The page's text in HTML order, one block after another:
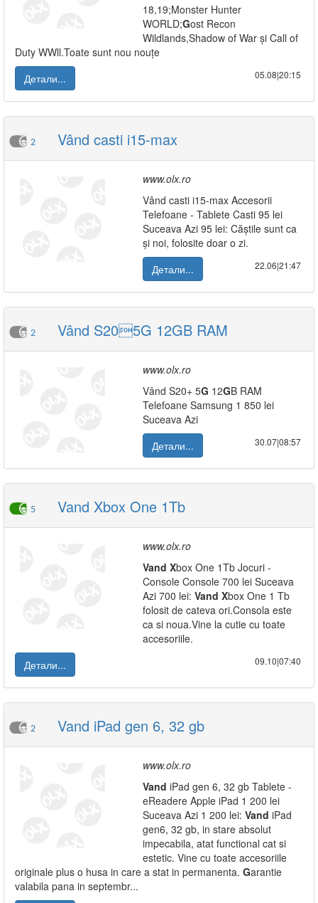
18,19;Monster Hunter
WORLD;Gost Recon
Wildlands,Shadow of War și Call of
Duty WWll.Toate sunt nou nouțe
Детали...
05.08|20:15
2 Vând casti i15-max
www.olx.ro
Vând casti i15-max Accesorii
Telefoane - Tablete Casti 95 lei
Suceava Azi 95 lei: Căștile sunt ca
și noi, folosite doar o zi.
Детали...
22.06|21:47
2 Vând S205G 12GB RAM
www.olx.ro
Vând S20+ 5G 12GB RAM
Telefoane Samsung 1 850 lei
Suceava Azi
Детали...
30.07|08:57
5 Vand Xbox One 1Tb
www.olx.ro
Vand Xbox One 1Tb Jocuri -
Console Console 700 lei Suceava
Azi 700 lei: Vand Xbox One 1 Tb
folosit de cateva ori.Consola este
ca si noua.Vine la cutie cu toate
accesoriile.
Детали...
09.10|07:40
2 Vand iPad gen 6, 32 gb
www.olx.ro
Vand iPad gen 6, 32 gb Tablete -
eReadere Apple iPad 1 200 lei
Suceava Azi 1 200 lei: Vand iPad
gen6, 32 gb, in stare absolut
impecabila, atat functional cat si
estetic. Vine cu toate accesoriile
originale plus o husa in care a stat in permanenta. Garantie
valabila pana in septembr...